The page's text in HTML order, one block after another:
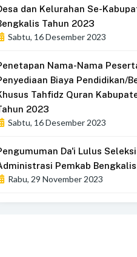
dan Kelurahan Se-
Tahun 2023
Sabtu, 16 Desember 2023
Nama-Nama
Biaya Pendidikan/
Tahfidz Quran
2023
Sabtu, 16 Desember 2023
Da'i Lulus Seleksi
Pemkab Bengkalis
Rabu, 29 November 2023